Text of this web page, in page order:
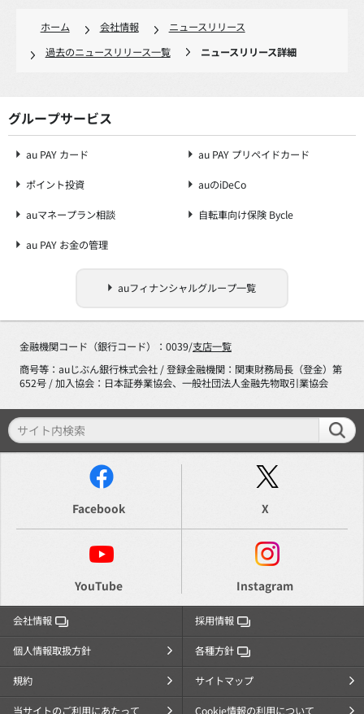
ホーム 会社情報
ニュースリリース
過去のニュースリリース一覧
ニュースリリース詳細
グループサービス
au PAY カード au PAY プリペイドカード
ポイント投資 auのiDeCo
auマネープラン相談 自転車向け保険 Bycle
au PAY お金の管理
auフィナンシャルグループ一覧
金融機関コード（銀行コード）：0039/支店一覧
商号等：auじぶん銀行株式会社 / 登録金融機関：関東財務局長（登金）第
652号 / 加入協会：日本証券業協会、一般社団法人金融先物取引業協会
Facebook X
YouTube Instagram
会社情報 採用情報
個人情報取扱方針 各種方針
規約 サイトマップ
当サイトのご利用にあたって Cookie情報の利用について